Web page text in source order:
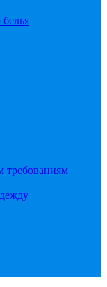
требованиям